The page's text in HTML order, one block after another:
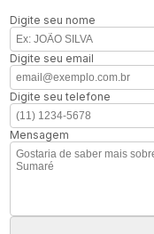
Digite seu nome
Digite seu email
Digite seu telefone
Mensagem